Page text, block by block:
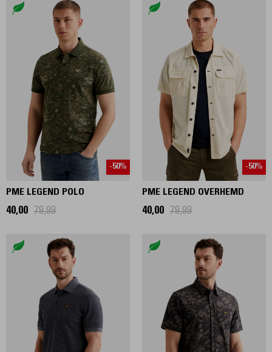
-50%
PME LEGEND POLO
40,00 79,99
-50%
PME LEGEND OVERHEMD
40,00 79,99